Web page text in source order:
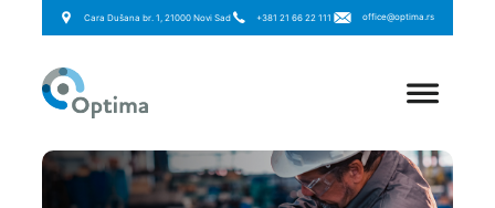
Cara Dušana br. 1, 21000 Novi Sad +381 21 66 22 111 office@optima.rs